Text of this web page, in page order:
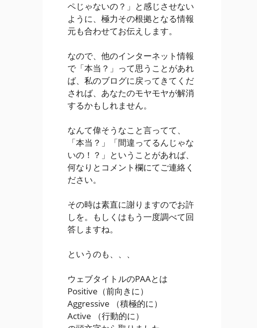
ペじゃないの？」と感じさせない
ように、極力その根拠となる情報
元も合わせてお伝えします。
なので、他のインターネット情報
で「本当？」って思うことがあれ
ば、私のブログに戻ってきてくだ
されば、あなたのモヤモヤが解消
するかもしれません。
なんて偉そうなこと言ってて、
「本当？」「間違ってるんじゃな
いの！？」ということがあれば、
何なりとコメント欄にてご連絡く
ださい。
その時は素直に謝りますのでお許
しを。もしくはもう一度調べて回
答しますね。
というのも、、、
ウェブタイトルのPAAとは
Positive （前向きに）
Aggressive
（積極的に）
Active
（行動的に）